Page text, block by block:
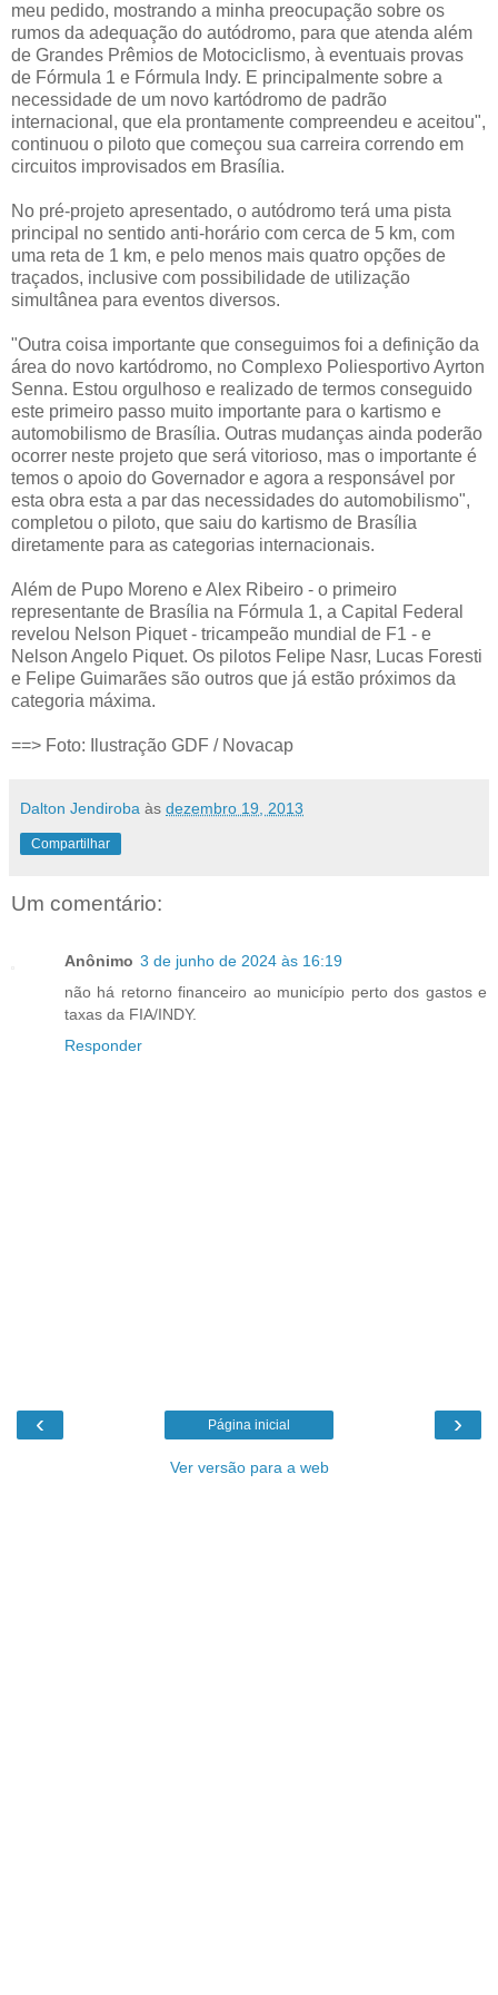
meu pedido, mostrando a minha preocupação sobre os
rumos da adequação do autódromo, para que atenda além
de Grandes Prêmios de Motociclismo, à eventuais provas
de Fórmula 1 e Fórmula Indy. E principalmente sobre a
necessidade de um novo kartódromo de padrão
internacional, que ela prontamente compreendeu e aceitou",
continuou o piloto que começou sua carreira correndo em
circuitos improvisados em Brasília.
No pré-projeto apresentado, o autódromo terá uma pista
principal no sentido anti-horário com cerca de 5 km, com
uma reta de 1 km, e pelo menos mais quatro opções de
traçados, inclusive com possibilidade de utilização
simultânea para eventos diversos.
"Outra coisa importante que conseguimos foi a definição da
área do novo kartódromo, no Complexo Poliesportivo Ayrton
Senna. Estou orgulhoso e realizado de termos conseguido
este primeiro passo muito importante para o kartismo e
automobilismo de Brasília. Outras mudanças ainda poderão
ocorrer neste projeto que será vitorioso, mas o importante é
temos o apoio do Governador e agora a responsável por
esta obra esta a par das necessidades do automobilismo",
completou o piloto, que saiu do kartismo de Brasília
diretamente para as categorias internacionais.
Além de Pupo Moreno e Alex Ribeiro - o primeiro
representante de Brasília na Fórmula 1, a Capital Federal
revelou Nelson Piquet - tricampeão mundial de F1 - e
Nelson Angelo Piquet. Os pilotos Felipe Nasr, Lucas Foresti
e Felipe Guimarães são outros que já estão próximos da
categoria máxima.
==> Foto: Ilustração GDF / Novacap
Dalton Jendiroba às dezembro 19, 2013
Compartilhar
Um comentário:
Anônimo 3 de junho de 2024 às 16:19
não há retorno financeiro ao município perto dos gastos e
taxas da FIA/INDY.
Responder
‹ ›
Página inicial
Ver versão para a web